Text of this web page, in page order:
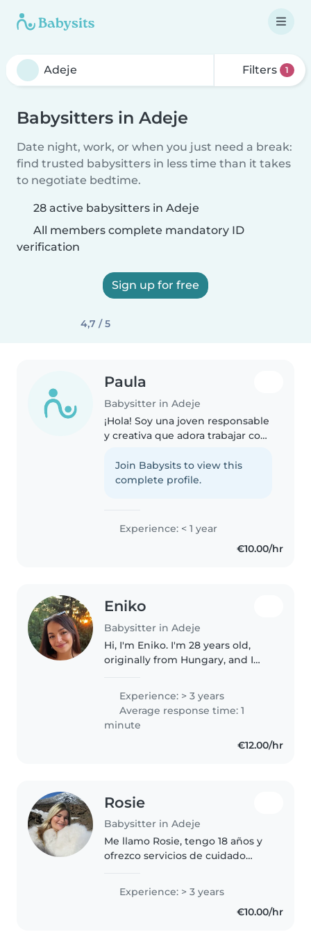
Filters 1
Babysitters in Adeje
Date night, work, or when you just need a break:
find trusted babysitters in less time than it takes
to negotiate bedtime.
28 active babysitters in Adeje
All members complete mandatory ID
verification
Sign up for free
4,7 / 5
Paula
Babysitter in Adeje
¡Hola! Soy una joven responsable
y creativa que adora trabajar con
cuidando niños en edad de
guardería y de primaria, y me
Join Babysits to view this
complete profile.
Experience: < 1 year
€10.00/hr
Eniko
Babysitter in Adeje
Hi, I'm Eniko. I'm 28 years old,
originally from Hungary, and I
and worked in London for 7
years, and I've recently moved..
Experience: > 3 years
Average response time: 1
minute
€12.00/hr
Rosie
Babysitter in Adeje
Me llamo Rosie, tengo 18 años y
ofrezco servicios de cuidado
paciencia y entusiasmo. Desde
pequeña siempre me han
encantado los niños, por lo que
Experience: > 3 years
€10.00/hr